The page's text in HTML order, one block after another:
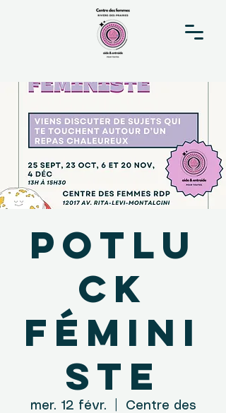
Potlu
ck
fémini
ste
mer. 12 févr.
Centre des